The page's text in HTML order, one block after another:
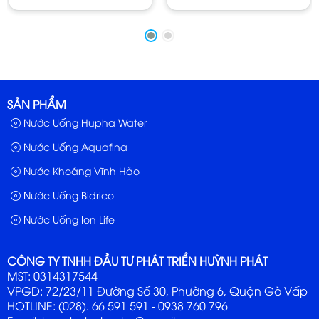
- Hãng SX: Công ty Sài Gòn Phương Nam
CÔNG TY TNHH ĐẦU TƯ PHÁT TRIỂN HUỲNH PHÁT
MST: 0314317544
VPGD: 72/23/11 Đường Số 30, Phường 6, Quận Gò Vấp
HOTLINE: (028). 66 591 591 - 0938 760 796
SẢN PHẨM
Nước Uống Hupha Water
Nước Uống Aquafina
Nước Khoáng Vĩnh Hảo
Nước Uống Bidrico
Nước Uống Ion Life